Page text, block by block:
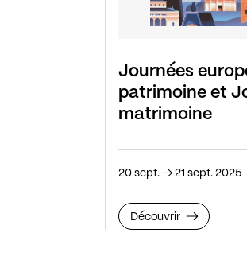
Journées
patrimoine et
matrimoine
20 sept. → 21 sept. 2025
Découvrir